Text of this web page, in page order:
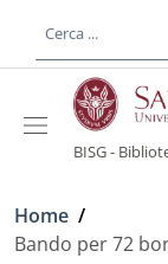
al contenuto
BISG -
Briciole di pane
Home /
Bando per 72